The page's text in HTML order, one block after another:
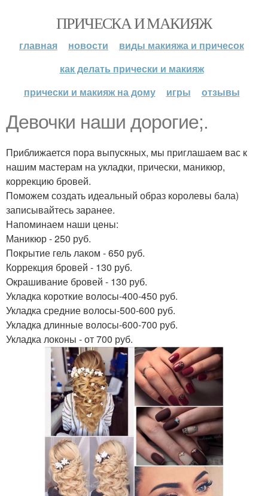
ПРИЧЕСКА И МАКИЯЖ
главная новости
виды макияжа и причесок
как делать прически и макияж
прически и макияж на дому
игры отзывы
Девочки наши дорогие;.
Приближается пора выпускных, мы приглашаем вас к
нашим мастерам на укладки, прически, маникюр,
коррекцию бровей.
Поможем создать идеальный образ королевы бала)
записывайтесь заранее.
Напоминаем наши цены:
Маникюр - 250 руб.
Покрытие гель лаком - 650 руб.
Коррекция бровей - 130 руб.
Окрашивание бровей - 130 руб.
Укладка короткие волосы-400-450 руб.
Укладка средние волосы-500-600 руб.
Укладка длинные волосы-600-700 руб.
Укладка локоны - от 700 руб.